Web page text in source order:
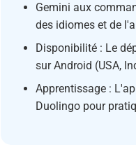
Gemini aux
des idiomes et de
Disponibilité : Le
sur Android (USA,
Apprentissage :
Duolingo pour